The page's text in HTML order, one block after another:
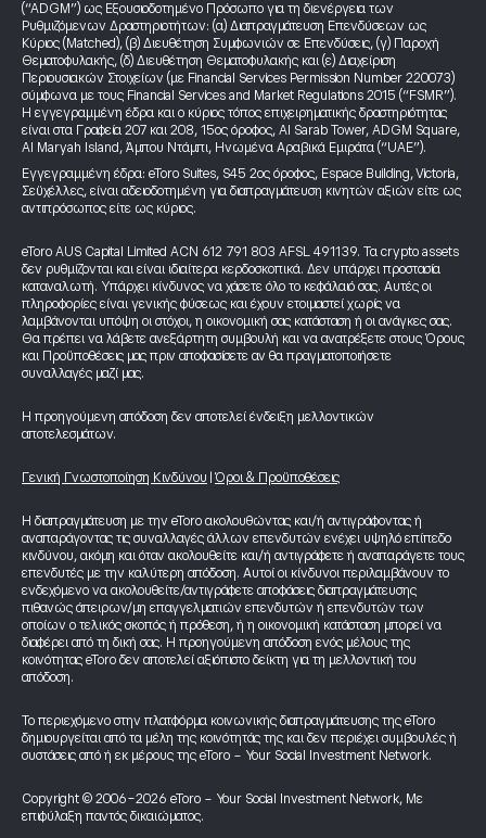
(“ADGM”) ως Εξουσιοδοτημένο Πρόσωπο για τη διενέργεια των
Ρυθμιζόμενων Δραστηριοτήτων: (α) Διαπραγμάτευση Επενδύσεων ως
Κύριος (Matched), (β) Διευθέτηση Συμφωνιών σε Επενδύσεις, (γ) Παροχή
Θεματοφυλακής, (δ) Διευθέτηση Θεματοφυλακής και (ε) Διαχείριση
Περιουσιακών Στοιχείων (με Financial Services Permission Number 220073)
σύμφωνα με τους Financial Services and Market Regulations 2015 (“FSMR”).
Η εγγεγραμμένη έδρα και ο κύριος τόπος επιχειρηματικής δραστηριότητας
είναι στα Γραφεία 207 και 208, 15ος όροφος, Al Sarab Tower, ADGM Square,
Al Maryah Island, Άμπου Ντάμπι, Ηνωμένα Αραβικά Εμιράτα (“UAE”).
Εγγεγραμμένη έδρα: eToro Suites, S45 2ος όροφος, Espace Building, Victoria,
Σεϋχέλλες, είναι αδειοδοτημένη για διαπραγμάτευση κινητών αξιών είτε ως
αντιπρόσωπος είτε ως κύριος.
eToro AUS Capital Limited ACN 612 791 803 AFSL 491139. Τα crypto assets
δεν ρυθμίζονται και είναι ιδιαίτερα κερδοσκοπικά. Δεν υπάρχει προστασία
καταναλωτή. Υπάρχει κίνδυνος να χάσετε όλο το κεφάλαιό σας. Αυτές οι
πληροφορίες είναι γενικής φύσεως και έχουν ετοιμαστεί χωρίς να
λαμβάνονται υπόψη οι στόχοι, η οικονομική σας κατάσταση ή οι ανάγκες σας.
Θα πρέπει να λάβετε ανεξάρτητη συμβουλή και να ανατρέξετε στους Όρους
και Προϋποθέσεις μας πριν αποφασίσετε αν θα πραγματοποιήσετε
συναλλαγές μαζί μας.
Η προηγούμενη απόδοση δεν αποτελεί ένδειξη μελλοντικών
αποτελεσμάτων.
Γενική Γνωστοποίηση Κινδύνου Όροι & Προϋποθέσεις
Η διαπραγμάτευση με την eToro ακολουθώντας και/ή αντιγράφοντας ή
αναπαράγοντας τις συναλλαγές άλλων επενδυτών ενέχει υψηλό επίπεδο
κινδύνου, ακόμη και όταν ακολουθείτε και/ή αντιγράφετε ή αναπαράγετε τους
επενδυτές με την καλύτερη απόδοση. Αυτοί οι κίνδυνοι περιλαμβάνουν το
ενδεχόμενο να ακολουθείτε/αντιγράφετε αποφάσεις διαπραγμάτευσης
πιθανώς άπειρων/μη επαγγελματιών επενδυτών ή επενδυτών των
οποίων ο τελικός σκοπός ή πρόθεση, ή η οικονομική κατάσταση μπορεί να
διαφέρει από τη δική σας. Η προηγούμενη απόδοση ενός μέλους της
κοινότητας eToro δεν αποτελεί αξιόπιστο δείκτη για τη μελλοντική του
απόδοση.
Το περιεχόμενο στην πλατφόρμα κοινωνικής διαπραγμάτευσης της eToro
δημιουργείται από τα μέλη της κοινότητάς της και δεν περιέχει συμβουλές ή
συστάσεις από ή εκ μέρους της eToro - Your Social Investment Network.
Copyright © 2006-2026 eToro - Your Social Investment Network, Με
επιφύλαξη παντός δικαιώματος.